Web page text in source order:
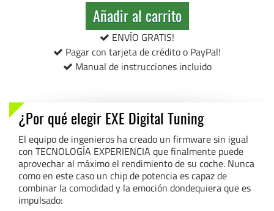
Añadir al carrito
ENVÍO GRATIS!
Pagar con tarjeta de crédito o PayPal!
Manual de instrucciones incluido
¿Por qué elegir EXE Digital Tuning
El equipo de ingenieros ha creado un firmware sin igual
con TECNOLOGÍA EXPERIENCIA que finalmente puede
aprovechar al máximo el rendimiento de su coche. Nunca
como en este caso un chip de potencia es capaz de
combinar la comodidad y la emoción dondequiera que es
impulsado: